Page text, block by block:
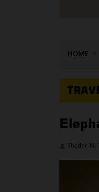
HOME
Thadar Ni